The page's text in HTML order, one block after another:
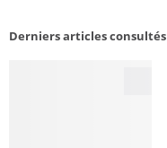
Derniers articles consultés